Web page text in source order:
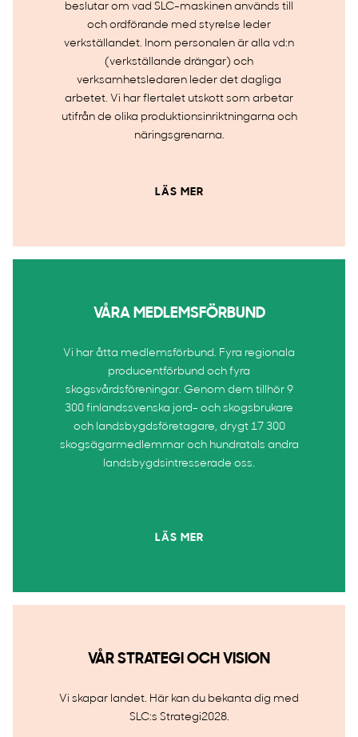
beslutar om vad SLC-maskinen används till
och ordförande med styrelse leder
verkställandet. Inom personalen är alla vd:n
(verkställande drängar) och
verksamhetsledaren leder det dagliga
arbetet. Vi har flertalet utskott som arbetar
utifrån de olika produktionsinriktningarna och
näringsgrenarna.
LÄS MER
VÅRA MEDLEMSFÖRBUND
Vi har åtta medlemsförbund. Fyra regionala
producentförbund och fyra
skogsvårdsföreningar. Genom dem tillhör 9
300 finlandssvenska jord- och skogsbrukare
och landsbygdsföretagare, drygt 17 300
skogsägarmedlemmar och hundratals andra
landsbygdsintresserade oss.
LÄS MER
VÅR STRATEGI OCH VISION
Vi skapar landet. Här kan du bekanta dig med
SLC:s Strategi2028.